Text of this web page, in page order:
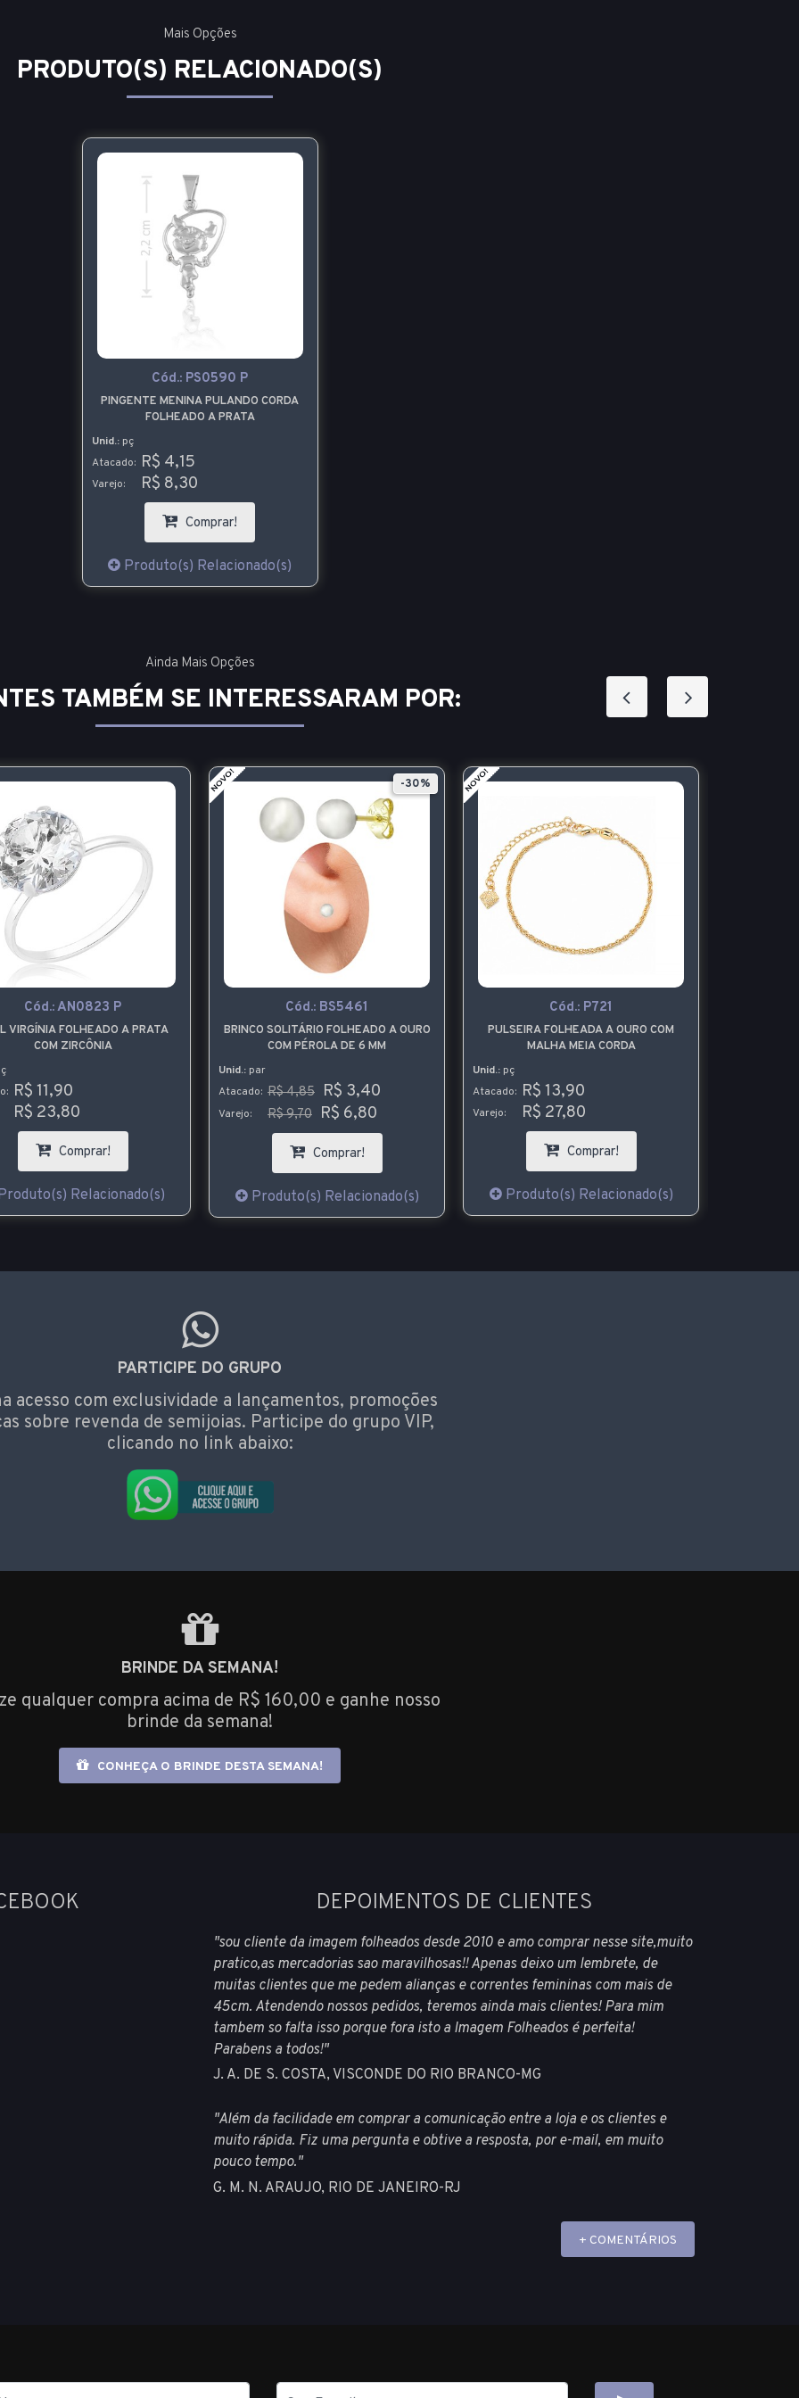
Mais Opções
PRODUTO(S) RELACIONADO(S)
Cód.: PS0590 P
PINGENTE MENINA PULANDO CORDA
FOLHEADO A PRATA
Unid.:pç
Atacado: R$ 4,15
Varejo: R$ 8,30
Comprar!
Produto(s) Relacionado(s)
Ainda Mais Opções
TAMBÉM SE INTERESSARAM POR:
Cód.:AN0823 P
VIRGÍNIA FOLHEADO A PRATA
COM ZIRCÔNIA
R$ 11,90
R$ 23,80
Comprar!
Relacionado(s)
-30%
Cód.: BS5461
BRINCO SOLITÁRIO FOLHEADO A OURO
COM PÉROLA DE 6 MM
Unid.: par
Atacado: R$ 4,85 R$ 3,40
Varejo: R$ 9,70 R$ 6,80
Comprar!
Produto(s) Relacionado(s)
Cód.: P721
PULSEIRA FOLHEADA A OURO COM
MALHA MEIA CORDA
Unid.: pç
Atacado: R$ 13,90
Varejo: R$ 27,80
Comprar!
Produto(s) Relacionado(s)
PARTICIPE DO GRUPO
acesso com exclusividade a lançamentos, promoções
sobre revenda de semijoias. Participe do grupo VIP,
clicando no link abaixo:
BRINDE DA SEMANA!
qualquer compra acima de R$ 160,00 e ganhe nosso
brinde da semana!
CONHEÇA O BRINDE DESTA SEMANA!
DEPOIMENTOS DE CLIENTES
"sou cliente da imagem folheados desde 2010 e amo comprar nesse site,muito
pratico,as mercadorias sao maravilhosas!! Apenas deixo um lembrete, de
muitas clientes que me pedem alianças e correntes femininas com mais de
45cm. Atendendo nossos pedidos, teremos ainda mais clientes! Para mim
tambem so falta isso porque fora isto a Imagem Folheados é perfeita!
Parabens a todos!"
J. A. DE S. COSTA, VISCONDE DO RIO BRANCO-MG
"Além da facilidade em comprar a comunicação entre a loja e os clientes e
muito rápida. Fiz uma pergunta e obtive a resposta, por e-mail, em muito
pouco tempo."
G. M. N. ARAUJO, RIO DE JANEIRO-RJ
+ COMENTÁRIOS